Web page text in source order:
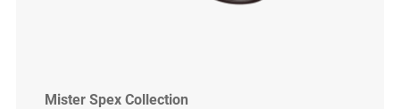
Mister Spex Collection